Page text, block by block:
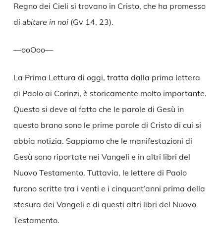
Regno dei Cieli si trovano in Cristo, che ha promesso
di abitare in noi(Gv 14, 23).
—ooOoo—
La Prima Lettura di oggi, tratta dalla prima lettera
di Paolo ai Corinzi, è storicamente molto importante.
Questo si deve al fatto che le parole di Gesù in
questo brano sono le prime parole di Cristo di cui si
abbia notizia. Sappiamo che le manifestazioni di
Gesù sono riportate nei Vangeli e in altri libri del
Nuovo Testamento. Tuttavia, le lettere di Paolo
furono scritte tra i venti e i cinquant’anni prima della
stesura dei Vangeli e di questi altri libri del Nuovo
Testamento.